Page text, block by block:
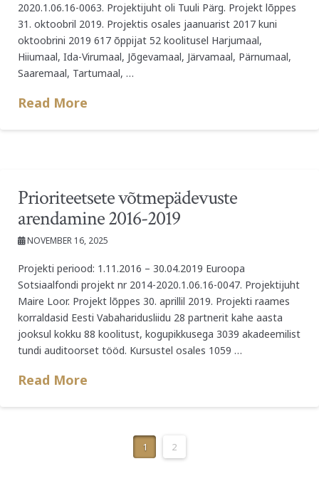
2020.1.06.16-0063. Projektijuht oli Tuuli Pärg. Projekt lõppes
31. oktoobril 2019. Projektis osales jaanuarist 2017 kuni
oktoobrini 2019 617 õppijat 52 koolitusel Harjumaal,
Hiiumaal, Ida-Virumaal, Jõgevamaal, Järvamaal, Pärnumaal,
Saaremaal, Tartumaal, …
Read More
Prioriteetsete võtmepädevuste
arendamine 2016-2019
NOVEMBER 16, 2025
Projekti periood: 1.11.2016 – 30.04.2019 Euroopa
Sotsiaalfondi projekt nr 2014-2020.1.06.16-0047. Projektijuht
Maire Loor. Projekt lõppes 30. aprillil 2019. Projekti raames
korraldasid Eesti Vabaharidusliidu 28 partnerit kahe aasta
jooksul kokku 88 koolitust, kogupikkusega 3039 akadeemilist
tundi auditoorset tööd. Kursustel osales 1059 …
Read More
1 2